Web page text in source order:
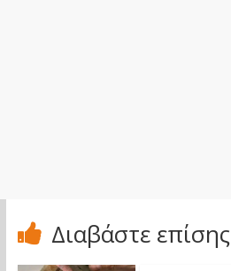
Διαβάστε επίσης